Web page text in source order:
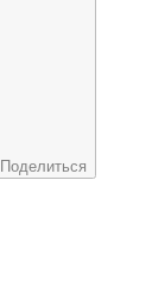
Поделиться